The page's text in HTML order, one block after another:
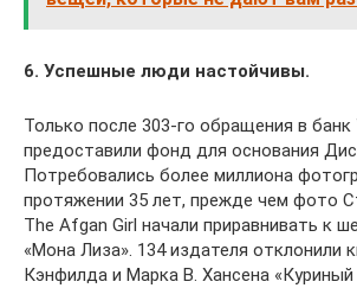
6. Успешные люди настойчивы.
Только после 303-го обращения в
предоставили фонд для основания
Потребовались более миллиона
протяжении 35 лет, прежде чем фото
The Afgan Girl начали приравнивать к
«Мона Лиза». 134 издателя отклонили
Кэнфилда и Марка В. Хансена «Куриный